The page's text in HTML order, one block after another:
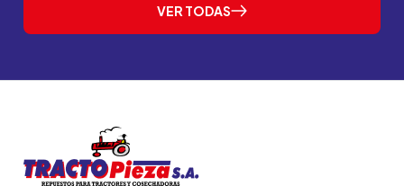
VER TODAS